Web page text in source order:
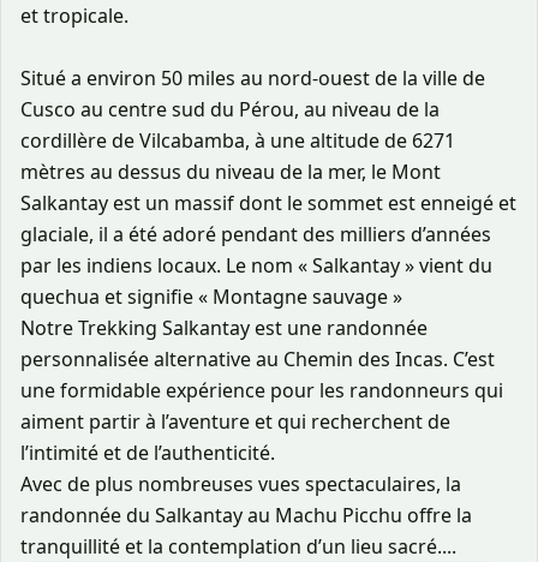
et tropicale.
Situé a environ 50 miles au nord-ouest de la ville de
Cusco au centre sud du Pérou, au niveau de la
cordillère de Vilcabamba, à une altitude de 6271
mètres au dessus du niveau de la mer, le Mont
Salkantay est un massif dont le sommet est enneigé et
glaciale, il a été adoré pendant des milliers d’années
par les indiens locaux. Le nom « Salkantay » vient du
quechua et signifie « Montagne sauvage »
Notre Trekking Salkantay est une randonnée
personnalisée alternative au Chemin des Incas. C’est
une formidable expérience pour les randonneurs qui
aiment partir à l’aventure et qui recherchent de
l’intimité et de l’authenticité.
Avec de plus nombreuses vues spectaculaires, la
randonnée du Salkantay au Machu Picchu offre la
tranquillité et la contemplation d’un lieu sacré....